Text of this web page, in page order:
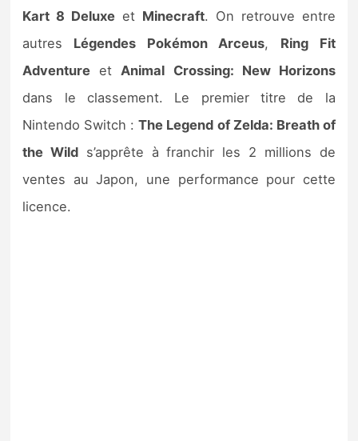
Kart 8 Deluxe et Minecraft. On retrouve entre
autres Légendes Pokémon Arceus, Ring Fit
Adventure etAnimal Crossing: New Horizons
dans le classement. Le premier titre de la
Nintendo Switch :The Legend of Zelda: Breath of
the Wild s’apprête à franchir les 2 millions de
ventes au Japon, une performance pour cette
licence.